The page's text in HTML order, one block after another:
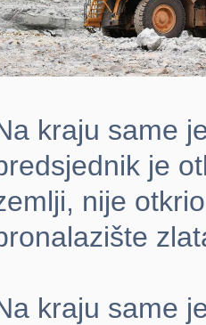
kraju same
je
nije
kraju same